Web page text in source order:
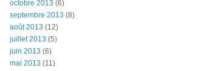
octobre 2013 (6)
septembre 2013 (8)
août 2013 (12)
juillet 2013 (5)
juin 2013 (6)
mai 2013 (11)